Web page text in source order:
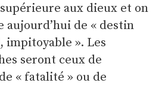
aux dieux et on
aujourd’hui de « destin
impitoyable ». Les
seront ceux de
« fatalité » ou de